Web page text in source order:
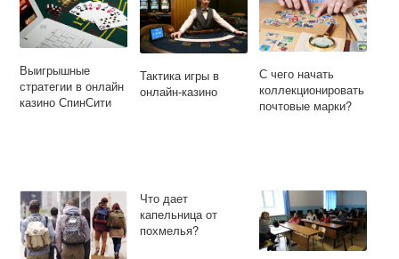
Выигрышные
стратегии в онлайн
казино СпинСити
Тактика игры в
онлайн-казино
С чего начать
коллекционировать
почтовые марки?
Что дает
капельница от
похмелья?